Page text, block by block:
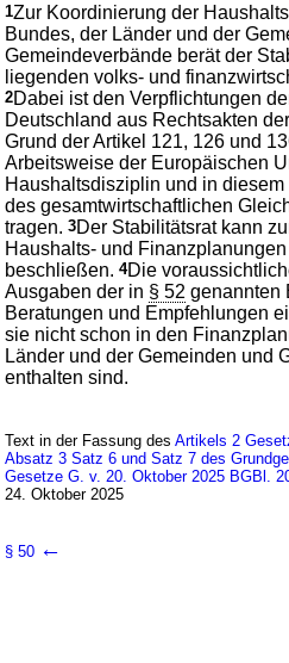
1Zur Koordinierung der
Bundes, der Länder und der
Gemeindeverbände berät der
liegenden volks- und
2Dabei ist den Verpflichtungen
Deutschland aus Rechtsakten
Grund der Artikel 121, 126 und
Arbeitsweise der Europäischen
Haushaltsdisziplin und in
des gesamtwirtschaftlichen
tragen.3Der Stabilitätsrat kann
Haushalts- und
beschließen.4Die
Ausgaben der in § 52 genannten
Beratungen und Empfehlungen
sie nicht schon in den
Länder und der Gemeinden und
enthalten sind.
Text in der Fassung desArtikels 2
Absatz 3 Satz 6 und Satz 7 des
Gesetze G. v. 20. Oktober 2025 BGBl.
24. Oktober 2025
§ 50 ←